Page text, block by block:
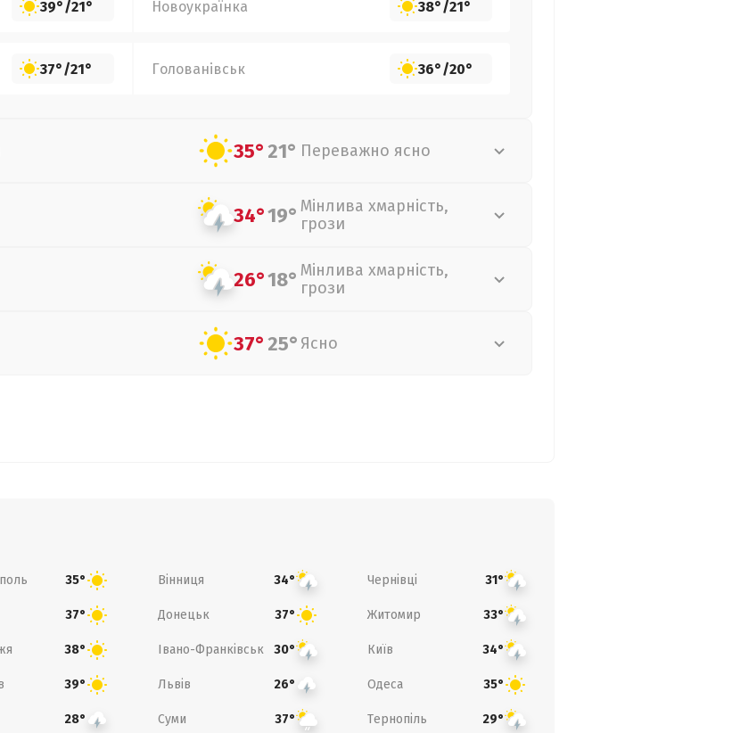
39°/21° Новоукраїнка 38°/21°
37°/21° Голованівськ 36°/20°
35°21° Переважно ясно
34°19° Мінлива хмарність,
грози
26°18° Мінлива хмарність,
грози
37°25° Ясно
35° Вінниця 34° Чернівці 31°
37° Донецьк 37° Житомир 33°
38° Івано-Франківськ 30° Київ 34°
39° Львів 26° Одеса 35°
28° Суми 37° Тернопіль 29°